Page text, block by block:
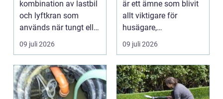
kombination av lastbil
och lyftkran som
används när tungt eller
skrymma...
09 juli 2026
är ett ämne som blivit
allt viktigare för
husägare,
bostadsrättsföreningar
och ...
09 juli 2026